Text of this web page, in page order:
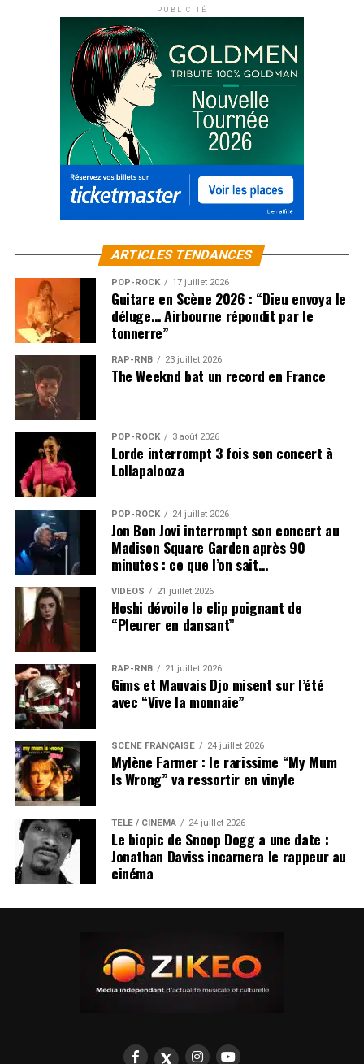
PUBLICITÉ
ARTICLES TENDANCES
POP-ROCK 17 juillet 2026
Guitare en Scène 2026 : “Dieu envoya le
déluge… Airbourne répondit par le
tonnerre”
RAP-RNB 23 juillet 2026
The Weeknd bat un record en France
POP-ROCK 3 août 2026
Lorde interrompt 3 fois son concert à
Lollapalooza
POP-ROCK 24 juillet 2026
Jon Bon Jovi interrompt son concert au
Madison Square Garden après 90
minutes : ce que l’on sait…
VIDEOS 21 juillet 2026
Hoshi dévoile le clip poignant de
“Pleurer en dansant”
RAP-RNB 21 juillet 2026
Gims et Mauvais Djo misent sur l’été
avec “Vive la monnaie”
SCÈNE FRANÇAISE 24 juillet 2026
Mylène Farmer : le rarissime “My Mum
Is Wrong” va ressortir en vinyle
TÉLÉ / CINÉMA 24 juillet 2026
Le biopic de Snoop Dogg a une date :
Jonathan Daviss incarnera le rappeur au
cinéma